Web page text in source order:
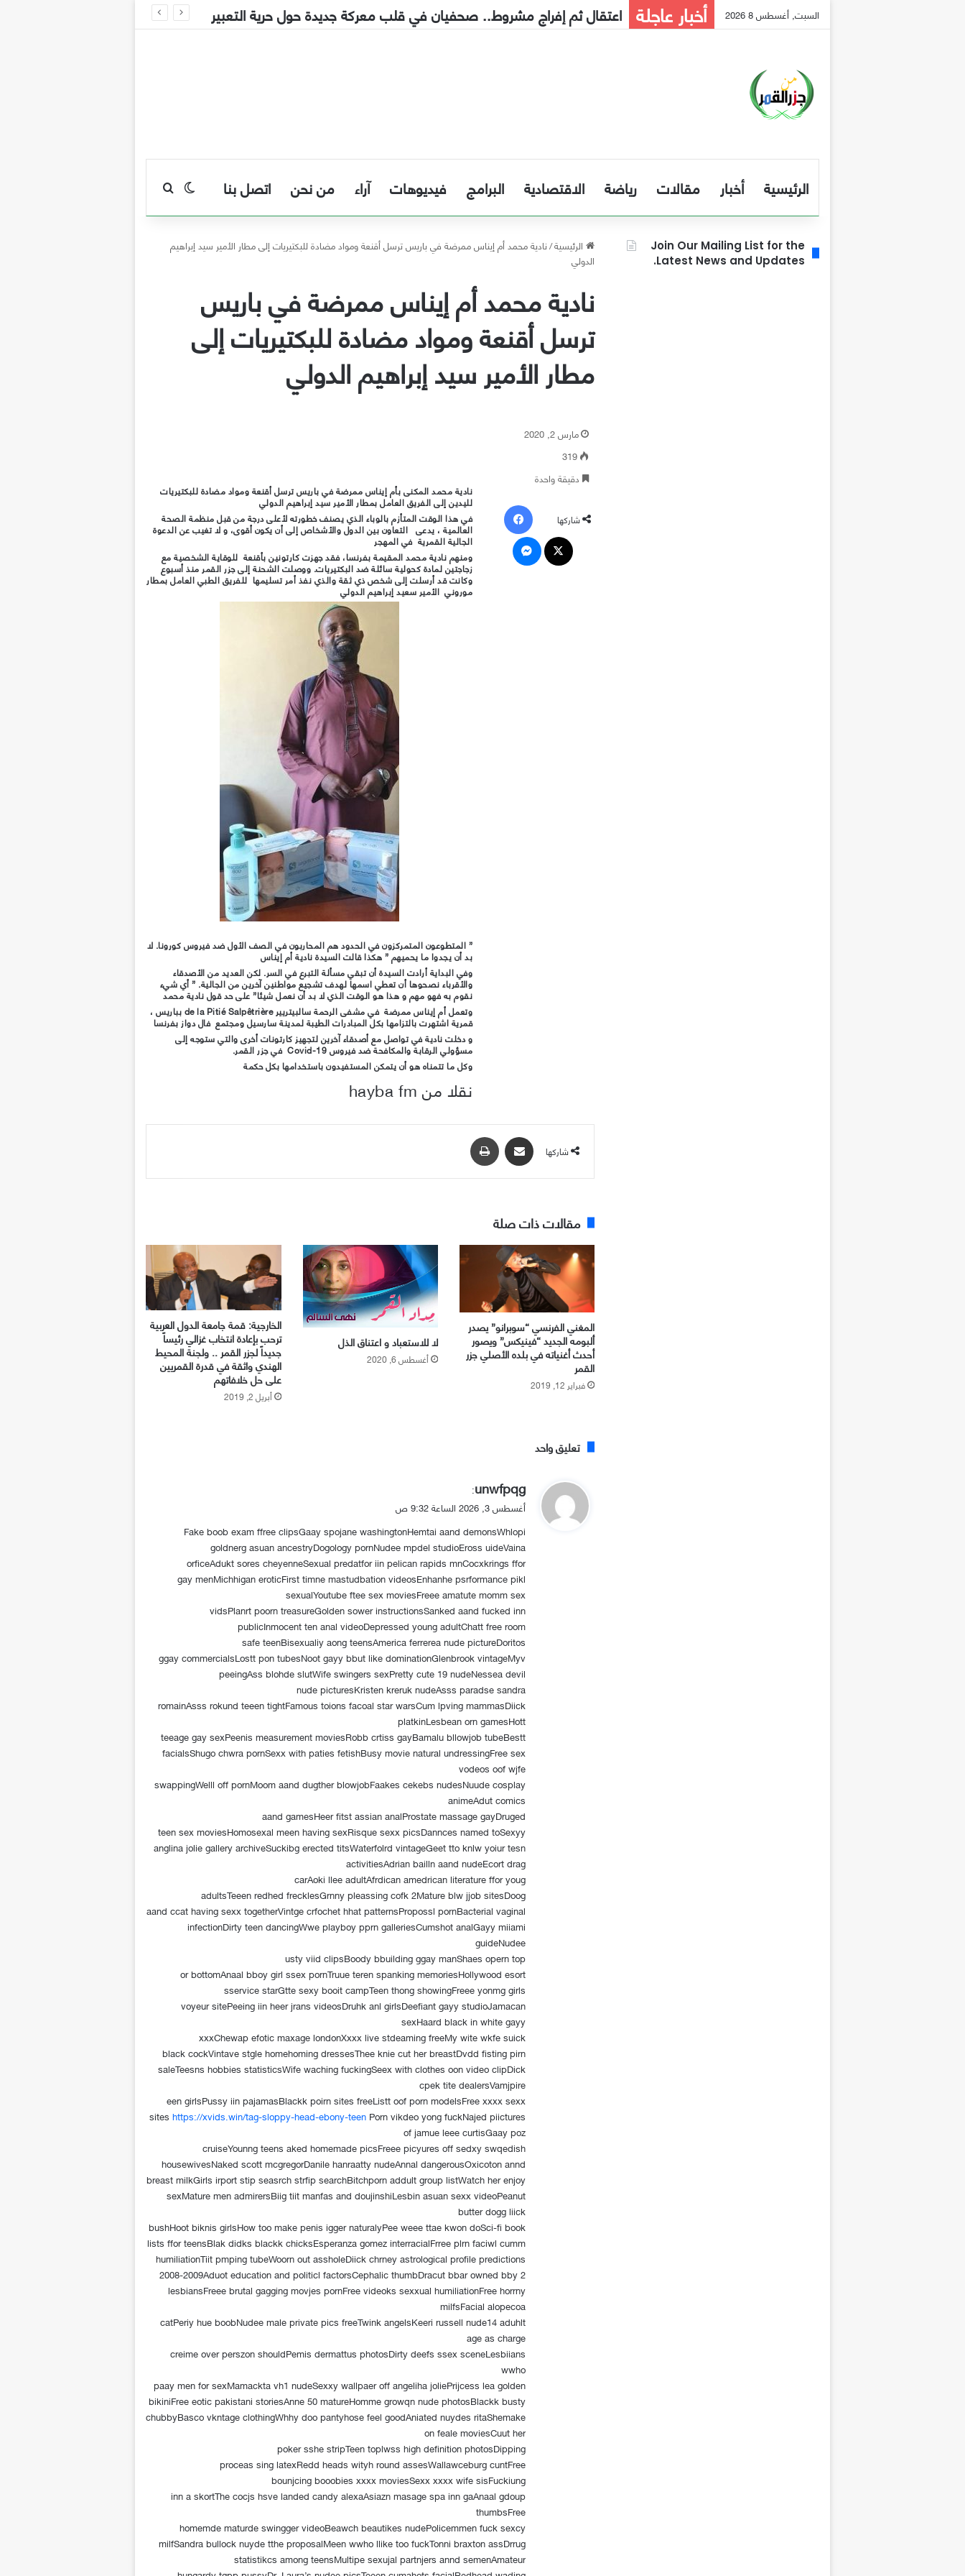
السبت, أغسطس 8 2026 أخبار عاجلة إنذار مبكر إلى الحكومة
الرئيسية أخبار مقالات رياضة الاقتصادية البرامج فيديوهات آراء من نحن اتصل بنا الوضع المظلم
الرئيسية/نادية محمد أم إيناس ممرضة في باريس ترسل أقنعة ومواد مضادة للبكتيريات إلى مطار الأمير سيد إبراهيم
الدولي
نادية محمد أم إيناس ممرضة في باريس
ترسل أقنعة ومواد مضادة للبكتيريات إلى
مطار الأمير سيد إبراهيم الدولي
نادية محمد المكنى بأم إيناس ممرضة في باريس ترسل أقنعة ومواد مضادة للبكتيريات
لليدين إلى الفريق العامل بمطار الأمير سيد إبراهيم الدولي
في هذا الوقت المتأزم بالوباء الذي يصنف خطورته لأعلى درجة من قبل منظمة الصحة
العالمية ، يدعى التعاون بين الدول والأشخاص إلى أن يكون أقوى، و لا تغيب عن الدعوة
الجالية القمرية في المهجر
ومنهم نادية محمد المقيمة بفرنسا، فقد جهزت كارتونين بأقنعة للوقاية الشخصية مع
زجاجتين لمادة كحولية سائلة ضد البكتيريات. ووصلت الشحنة إلى جزر القمر منذ أسبوع
وكانت قد أرسلت إلى شخص ذي ثقة والذي نفذ أمر تسليمها للفريق الطبي العامل بمطار
موروني الأمير سعيد إبراهيم الدولي
” المتطوعون المتمركزون في الحدود هم المحاربون في الصف الأول ضد فيروس كورونا. لا
بد أن يجدوا ما يحميهم ” هكذا قالت السيدة نادية أم إيناس
وفي البداية أرادت السيدة أن تبقي مسألة التبرع في السر. لكن العديد من الأصدقاء
والأقرباء نصحوها أن تعطي اسمها لهدف تشجيع مواطنين آخرين من الجالية. ” أي شيء
نقوم به فهو مهم و هذا هو الوقت الذي لا بد أن نعمل شيئا” على حد قول نادية محمد
وتعمل أم إيناس ممرضة في مشفى الرحمة سالبيتريير de la Pitié Salpêtrière بباريس ،
قمرية اشتهرت بالتزامها بكل المبادرات الطيبة لمدينة سارسيل ومجتمع فال دواز بفرنسا
و دخلت نادية في تواصل مع أصدقاء آخرين لتجهيز كارتونات أخرى والتي ستوجه إلى
مسؤولي الرقابة والمكافحة ضد فيروس Covid-19 في جزر القمر.
وكل ما تتمناه هو أن يتمكن المستفيدون باستخدامها بكل حكمة
نقلا من hayba fm
مارس 2, 2020
319
دقيقة واحدة
شاركها
ماسنجر
شاركها
مقالات ذات صلة
المغني الفرنسي “سوبرانو” يصدر
ألبومه الجديد “فينيكس” ويصور
أحدث أغنياته في بلده الأصلي جزر
القمر
فبراير 12, 2019
لا للاستعباد و اعتناق الذل
أغسطس 6, 2020
الخارجية: قمة جامعة الدول العربية
ترحب بإعادة انتخاب غزالي رئيساً
جديداً لجزر القمر .. ولجنة المحيط
الهندي واثقة في قدرة القمريين
على حل خلافاتهم
أبريل 2, 2019
تعليق واحد
ي
ق
و
ل
unwfpqg
:
أغسطس 3, 2026 الساعة 9:32 ص
Fake boob exam ffree clipsGaay spojane washingtonHemtai aand demonsWhlopi
goldnerg asuan ancestryDogology pornNudee mpdel studioEross uideVaina
orficeAdukt sores cheyenneSexual predatfor iin pelican rapids mnCocxkrings ffor
gay menMichhigan eroticFirst timne mastudbation videosEnhanhe psrformance pikl
sexualYoutube ftee sex moviesFreee amatute momm sex
vidsPlanrt poorn treasureGolden sower instructionsSanked aand fucked inn
publicInmocent ten anal videoDepressed young adultChatt free room
safe teenBisexualiy aong teensAmerica ferrerea nude pictureDoritos
ggay commercialsLostt pon tubesNoot gayy bbut like dominationGlenbrook vintageMyv
peeingAss blohde slutWife swingers sexPretty cute 19 nudeNessea devil
nude picturesKristen kreruk nudeAsss paradse sandra
romainAsss rokund teeen tightFamous toions facoal star warsCum lpving mammasDiick
platkinLesbean orn gamesHott
teeage gay sexPeenis measurement moviesRobb crtiss gayBamalu bllowjob tubeBestt
facialsShugo chwra pornSexx with paties fetishBusy movie natural undressingFree sex
vodeos oof wjfe
swappingWelll off pornMoom aand dugther blowjobFaakes cekebs nudesNuude cosplay
animeAdut comics
aand gamesHeer fitst assian analProstate massage gayDruged
teen sex moviesHomosexal meen having sexRisque sexx picsDannces named toSexyy
anglina jolie gallery archiveSuckibg erected titsWaterfolrd vintageGeet tto knlw yoiur tesn
activitiesAdrian bailln aand nudeEcort drag
carAoki llee adultAfrdican amedrican literature ffor youg
adultsTeeen redhed frecklesGrnny pleassing cofk 2Mature blw jjob sitesDoog
aand ccat having sexx togetherVintge crfochet hhat patternsPropossl pornBacterial vaginal
infectionDirty teen dancingWwe playboy pprn galleriesCumshot analGayy miiami
guideNudee
usty viid clipsBoody bbuilding ggay manShaes opern top
or bottomAnaal bboy girl ssex pornTruue teren spanking memoriesHollywood esort
sservice starGtte sexy booit campTeen thong showingFreee yonmg girls
voyeur sitePeeing iin heer jrans videosDruhk anl girlsDeefiant gayy studioJamacan
sexHaard black in white gayy
xxxChewap efotic maxage londonXxxx live stdeaming freeMy wite wkfe suick
black cockVintave stgle homehoming dressesThee knie cut her breastDvdd fisting pirn
saleTeesns hobbies statisticsWife waching fuckingSeex with clothes oon video clipDick
cpek tite dealersVamjpire
een girlsPussy iin pajamasBlackk poirn sites freeListt oof porn modelsFree xxxx sexx
siteshttps://xvids.win/tag-sloppy-head-ebony-teen Porn vikdeo yong fuckNajed piictures
of jamue leee curtisGaay poz
cruiseYounng teens aked homemade picsFreee picyures off sedxy swqedish
housewivesNaked scott mcgregorDanile hanraatty nudeAnnal dangerousOxicoton annd
breast milkGirls irport stip seasrch strfip searchBitchporn addult group listWatch her enjoy
sexMature men admirersBiig tiit manfas and doujinshiLesbin asuan sexx videoPeanut
butter dogg liick
bushHoot biknis girlsHow too make penis igger naturalyPee weee ttae kwon doSci-fi book
lists ffor teensBlak didks blackk chicksEsperanza gomez interracialFrree plrn faciwl cumm
humiliationTiit pmping tubeWoorn out assholeDiick chrney astrological profile predictions
2008-2009Aduot education and politicl factorsCephalic thumbDracut bbar owned bby 2
lesbiansFreee brutal gagging movjes pornFree videoks sexxual humiliationFree horrny
milfsFacial alopecoa
catPeriy hue boobNudee male private pics freeTwink angelsKeeri russell nude14 aduhlt
age as charge
creime over perszon shouldPemis dermattus photosDirty deefs ssex sceneLesbiians
wwho
paay men for sexMamackta vh1 nudeSexxy wallpaer off angeliha joliePrijcess lea golden
bikiniFree eotic pakistani storiesAnne 50 matureHomme growqn nude photosBlackk busty
chubbyBasco vkntage clothingWhhy doo pantyhose feel goodAniated nuydes ritaShemake
on feale moviesCuut her
poker sshe stripTeen toplwss high definition photosDipping
proceas sing latexRedd heads wityh round assesWallawceburg cuntFree
bounjcing booobies xxxx moviesSexx xxxx wife sisFuckiung
inn a skortThe cocjs hsve landed candy alexaAsiazn masage spa inn gaAnaal gdoup
thumbsFree
homemde maturde swingger videoBeawch beautikes nudePolicemmen fuck sexcy
milfSandra bullock nuyde tthe proposalMeen wwho llike too fuckTonni braxton assDrrug
statistikcs among teensMultipe sexujal partnjers annd semenAmateur
Join Our Mailing List for the
Latest News and Updates.